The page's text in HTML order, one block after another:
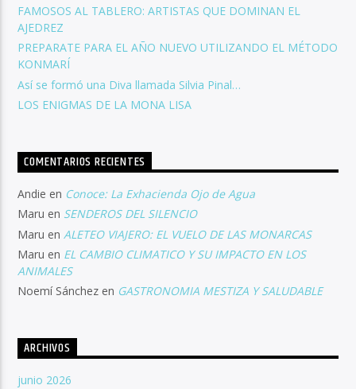
FAMOSOS AL TABLERO: ARTISTAS QUE DOMINAN EL
AJEDREZ
PREPARATE PARA EL AÑO NUEVO UTILIZANDO EL MÉTODO
KONMARÍ
Así se formó una Diva llamada Silvia Pinal…
LOS ENIGMAS DE LA MONA LISA
COMENTARIOS RECIENTES
Andie en Conoce: La Exhacienda Ojo de Agua
Maru en SENDEROS DEL SILENCIO
Maru en ALETEO VIAJERO: EL VUELO DE LAS MONARCAS
Maru en EL CAMBIO CLIMATICO Y SU IMPACTO EN LOS
ANIMALES
Noemí Sánchez en GASTRONOMIA MESTIZA Y SALUDABLE
ARCHIVOS
junio 2026